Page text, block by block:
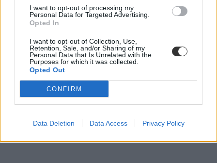
I want to opt-out of processing my
Personal Data for Targeted Advertising.
Opted In
I want to opt-out of Collection, Use,
Retention, Sale, and/or Sharing of my
Personal Data that Is Unrelated with the
Purposes for which it was collected.
Opted Out
CONFIRM
Data Deletion Data Access Privacy Policy